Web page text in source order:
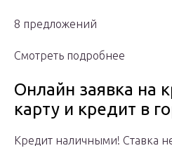
8 предложений
Смотреть подробнее
Онлайн заявка на
карту и кредит в
Кредит наличными! Ставка